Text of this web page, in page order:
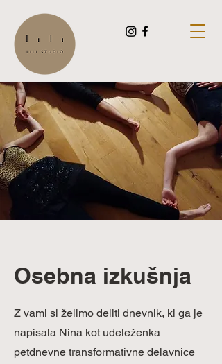
Osebna izkušnja
Z vami si želimo deliti dnevnik, ki ga je
napisala Nina kot udeleženka
petdnevne transformativne delavnice